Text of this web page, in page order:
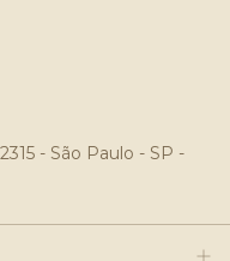
- São Paulo - SP -